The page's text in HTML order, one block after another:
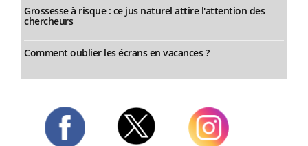
Grossesse à risque : ce jus naturel attire l'attention des
chercheurs
Comment oublier les écrans en vacances ?